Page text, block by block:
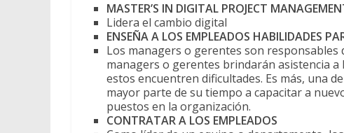
MASTER’S IN DIGITAL PROJECT
Lidera el cambio digital
ENSEÑA A LOS EMPLEADOS HABILIDADES
Los managers o gerentes son responsables
managers o gerentes brindarán asistencia
estos encuentren dificultades. Es más, una
mayor parte de su tiempo a capacitar a
puestos en la organización.
CONTRATAR A LOS EMPLEADOS